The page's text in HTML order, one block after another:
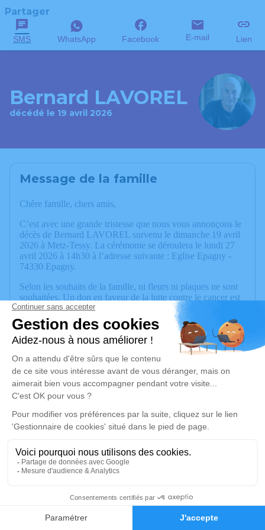
Faire-part Hommages
Partager
SMS WhatsApp Facebook E-mail Lien
Bernard LAVOREL
décédé le 19 avril 2026
Message de la famille
Chère famille, chers amis,
C’est avec une grande tristesse que nous vous annonçons le
décès de Bernard LAVOREL survenu le dimanche 19 avril
2026 à Metz-Tessy. La cérémonie se déroulera le lundi 27
avril 2026 à 14h30 à l’adresse suivante : Eglise Epagny -
74330 Epagny.
Selon les souhaits de la famille, ni fleurs ni plaques ne sont
souhaitées. Un don en faveur de la lutte contre le cancer est
préféré ; une urne sera mise à votre disposition à cet effet
lors de la cérémonie.
Nous vous invitons à utiliser cet espace pour laisser vos
condoléances, partager des photos souvenirs, une anecdote
ou exprimer vos pensées à travers des poèmes ou des textes.
Cet endroit est un lieu d'expression dédié à honorer la
mémoire de Bernard LAVOREL.
Je rends hommage
Cérémonie
lundi 27 avril 2026 à 14h30